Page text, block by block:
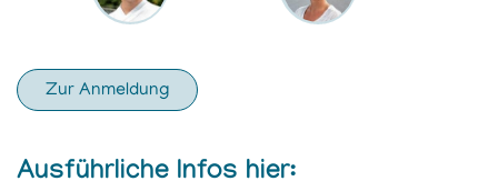
Zur Anmeldung
Ausführliche Infos hier: